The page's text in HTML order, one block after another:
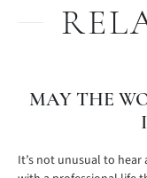
MAY THE
It’s not unusual to